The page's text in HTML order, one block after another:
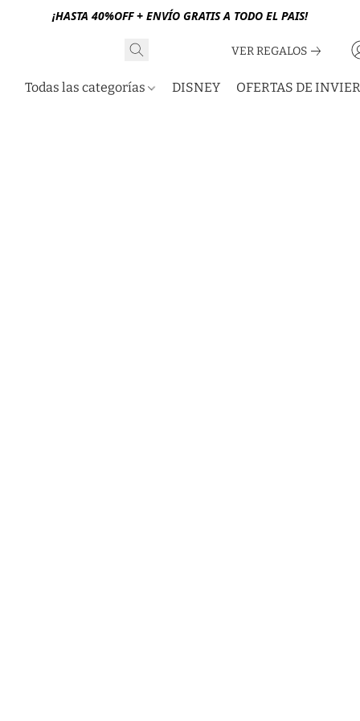
¡HASTA 40%OFF + ENVÍO GRATIS A TODO EL PAIS!
VER REGALOS
Todas las categorías DISNEY OFERTAS DE